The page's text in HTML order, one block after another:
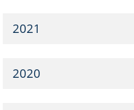
2021
2020